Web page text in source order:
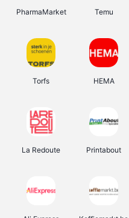
PharmaMarket Temu
Torfs HEMA
La Redoute Printabout